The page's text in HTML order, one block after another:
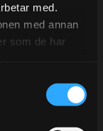
med.
med annan
som de har